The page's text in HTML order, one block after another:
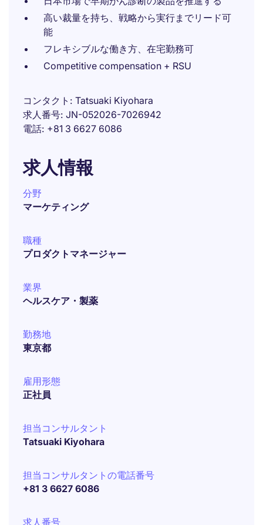
高い裁量を持ち、戦略から実行までリード可
能
フレキシブルな働き方、在宅勤務可
Competitive compensation + RSU
コンタクト
Tatsuaki Kiyohara
求人番号 JN-052026-7026942
電話 +81 3 6627 6086
求人情報
分野
マーケティング
職種
プロダクトマネージャー
業界
ヘルスケア・製薬
勤務地
東京都
雇用形態
正社員
担当コンサルタント
Tatsuaki Kiyohara
担当コンサルタントの電話番号
+81 3 6627 6086
求人番号